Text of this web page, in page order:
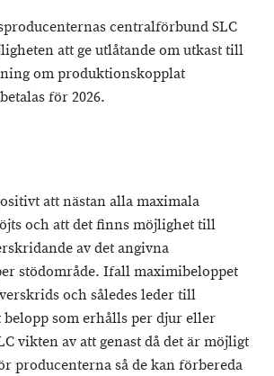
centralförbund SLC
att ge utlåtande om utkast till
om produktionskopplat
för 2026.
att nästan alla maximala
och att det finns möjlighet till
av det angivna
stödområde. Ifall maximibeloppet
och således leder till
som erhålls per djur eller
vikten av att genast då det är möjligt
producenterna så de kan förbereda